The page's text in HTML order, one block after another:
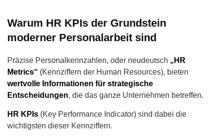
Warum HR KPIs der Grundstein
moderner Personalarbeit sind
Präzise Personalkennzahlen, oder neudeutsch „HR
Metrics“ (Kennziffern der Human Resources), bieten
wertvolle Informationen für strategische
Entscheidungen, die das ganze Unternehmen betreffen.
HR KPIs (Key Performance Indicator) sind dabei die
wichtigsten dieser Kennziffern.